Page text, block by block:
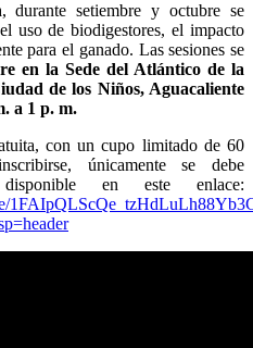
setiembre y octubre se
uso de biodigestores, el impacto
para el ganado. Las sesiones se
en la Sede del Atlántico de la
de los Niños, Aguacaliente
a 1 p. m.
con un cupo limitado de 60
únicamente se debe
en este enlace: